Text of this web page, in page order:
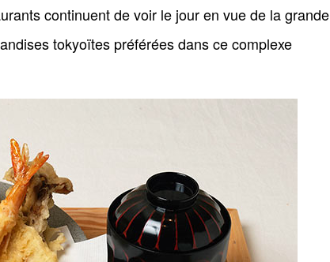
continuent de voir le jour en vue de la grande
tokyoïtes préférées dans ce complexe